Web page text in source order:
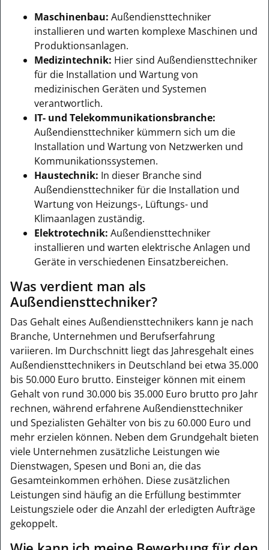
Maschinenbau: Außendiensttechniker
installieren und warten komplexe Maschinen und
Produktionsanlagen.
Medizintechnik: Hier sind Außendiensttechniker
für die Installation und Wartung von
medizinischen Geräten und Systemen
verantwortlich.
IT- und Telekommunikationsbranche:
Außendiensttechniker kümmern sich um die
Installation und Wartung von Netzwerken und
Kommunikationssystemen.
Haustechnik: In dieser Branche sind
Außendiensttechniker für die Installation und
Wartung von Heizungs-, Lüftungs- und
Klimaanlagen zuständig.
Elektrotechnik: Außendiensttechniker
installieren und warten elektrische Anlagen und
Geräte in verschiedenen Einsatzbereichen.
Was verdient man als
Außendiensttechniker?
Das Gehalt eines Außendiensttechnikers kann je nach
Branche, Unternehmen und Berufserfahrung
variieren. Im Durchschnitt liegt das Jahresgehalt eines
Außendiensttechnikers in Deutschland bei etwa 35.000
bis 50.000 Euro brutto. Einsteiger können mit einem
Gehalt von rund 30.000 bis 35.000 Euro brutto pro Jahr
rechnen, während erfahrene Außendiensttechniker
und Spezialisten Gehälter von bis zu 60.000 Euro und
mehr erzielen können. Neben dem Grundgehalt bieten
viele Unternehmen zusätzliche Leistungen wie
Dienstwagen, Spesen und Boni an, die das
Gesamteinkommen erhöhen. Diese zusätzlichen
Leistungen sind häufig an die Erfüllung bestimmter
Leistungsziele oder die Anzahl der erledigten Aufträge
gekoppelt.